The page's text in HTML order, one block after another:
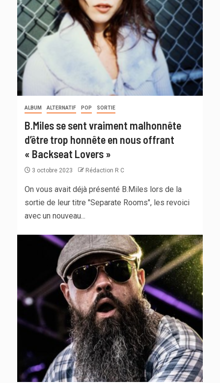
ALBUM ALTERNATIF POP SORTIE
B.Miles se sent vraiment malhonnête
d’être trop honnête en nous offrant
« Backseat Lovers »
3 octobre 2023 Rédaction R C
On vous avait déjà présenté B.Miles lors de la
sortie de leur titre "Separate Rooms", les revoici
avec un nouveau...